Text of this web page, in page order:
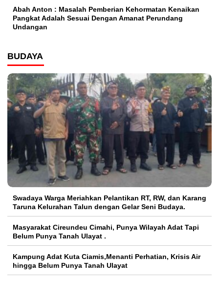
Abah Anton : Masalah Pemberian Kehormatan Kenaikan
Pangkat Adalah Sesuai Dengan Amanat Perundang
Undangan
BUDAYA
Swadaya Warga Meriahkan Pelantikan RT, RW, dan Karang
Taruna Kelurahan Talun dengan Gelar Seni Budaya.
Masyarakat Cireundeu Cimahi, Punya Wilayah Adat Tapi
Belum Punya Tanah Ulayat .
Kampung Adat Kuta Ciamis,Menanti Perhatian, Krisis Air
hingga Belum Punya Tanah Ulayat